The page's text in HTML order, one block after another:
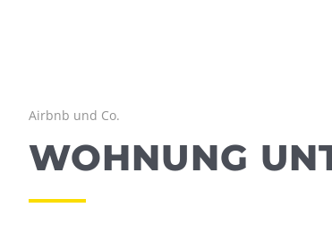
Airbnb und Co.
WOHNUNG